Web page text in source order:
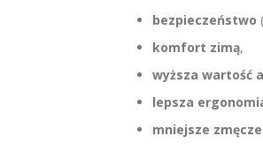
bezpieczeństwo
komfort zimą,
wyższa wartość
lepsza
mniejsze